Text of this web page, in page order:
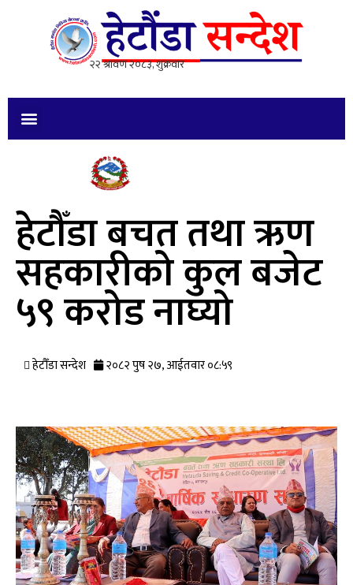
हेटौँडा बचत तथा ऋण
सहकारीको कुल बजेट
५९ करोड नाघ्यो
हेटौँडा सन्देश २०८२ पुष २७, आईतवार ०८:५९